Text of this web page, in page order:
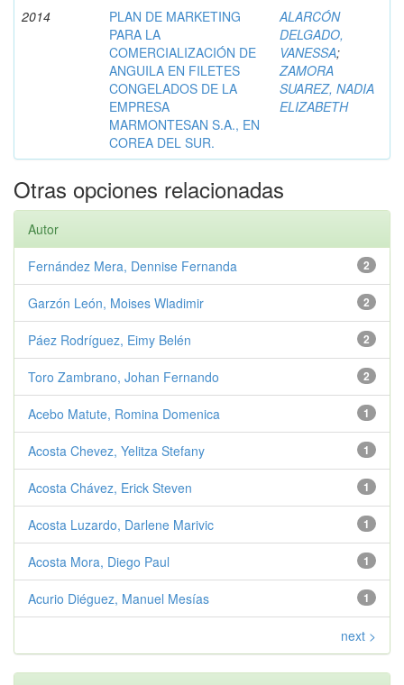
2014
PLAN DE MARKETING
PARA LA
COMERCIALIZACIÓN DE
ANGUILA EN FILETES
CONGELADOS DE LA
EMPRESA
MARMONTESAN S.A., EN
COREA DEL SUR.
ALARCÓN
DELGADO,
VANESSA;
ZAMORA
SUAREZ, NADIA
ELIZABETH
Otras opciones relacionadas
Autor
2
Fernández Mera, Dennise Fernanda
2
Garzón León, Moises Wladimir
2
Páez Rodríguez, Eimy Belén
2
Toro Zambrano, Johan Fernando
1
Acebo Matute, Romina Domenica
1
Acosta Chevez, Yelitza Stefany
1
Acosta Chávez, Erick Steven
1
Acosta Luzardo, Darlene Marivic
1
Acosta Mora, Diego Paul
1
Acurio Diéguez, Manuel Mesías
next >